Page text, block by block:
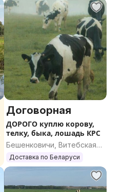
Договорная
ДОРОГО куплю корову,
телку, быка, лошадь КРС
Бешенковичи, Витебская
область
Доставка по Беларуси